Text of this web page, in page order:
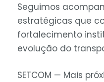
Seguimos
estratégicas que
fortalecimento
evolução do
SETCOM — Mais